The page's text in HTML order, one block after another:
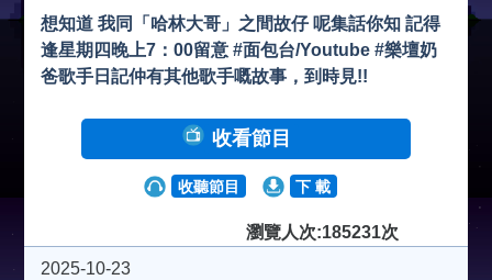
想知道 我同「哈林大哥」之間故仔 呢集話你知 記得
逢星期四晚上7：00留意 #面包台/Youtube #樂壇奶
爸歌手日記仲有其他歌手嘅故事，到時見!!
收看節目
收聽節目 下 載
瀏覽人次:185231次
2025-10-23